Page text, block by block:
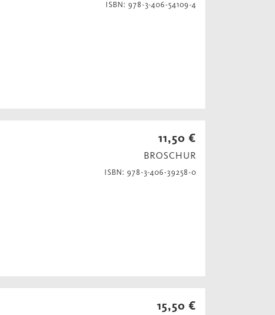
ISBN: 978-3-406-54109-4
11,50 €
BROSCHUR
ISBN: 978-3-406-39258-0
15,50 €